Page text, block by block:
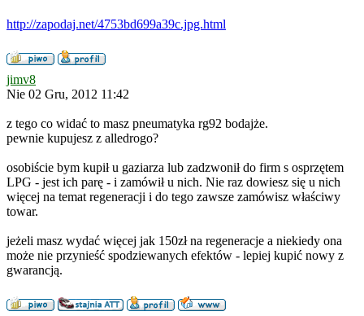
http://zapodaj.net/4753bd699a39c.jpg.html
jimv8
Nie 02 Gru, 2012 11:42
z tego co widać to masz pneumatyka rg92 bodajże.
pewnie kupujesz z alledrogo?
osobiście bym kupił u gaziarza lub zadzwonił do firm s osprzętem
LPG - jest ich parę - i zamówił u nich. Nie raz dowiesz się u nich
więcej na temat regeneracji i do tego zawsze zamówisz właściwy
towar.
jeżeli masz wydać więcej jak 150zł na regeneracje a niekiedy ona
może nie przynieść spodziewanych efektów - lepiej kupić nowy z
gwarancją.